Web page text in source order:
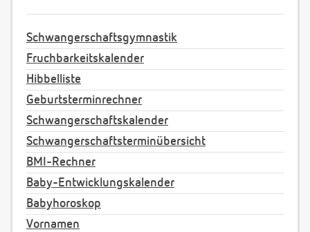
Schwangerschaftsgymnastik
Fruchbarkeitskalender
Hibbelliste
Geburtsterminrechner
Schwangerschaftskalender
Schwangerschaftsterminübersicht
BMI-Rechner
Baby-Entwicklungskalender
Babyhoroskop
Vornamen